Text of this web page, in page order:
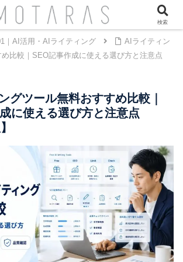
｜AI活用・AIライティング
AIライティン
比較｜SEO記事作成に使える選び方と注意点
グツール無料おすすめ比較｜
に使える選び方と注意点
検索